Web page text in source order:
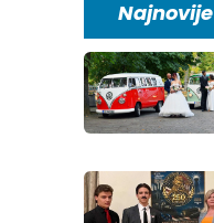
Najnovije